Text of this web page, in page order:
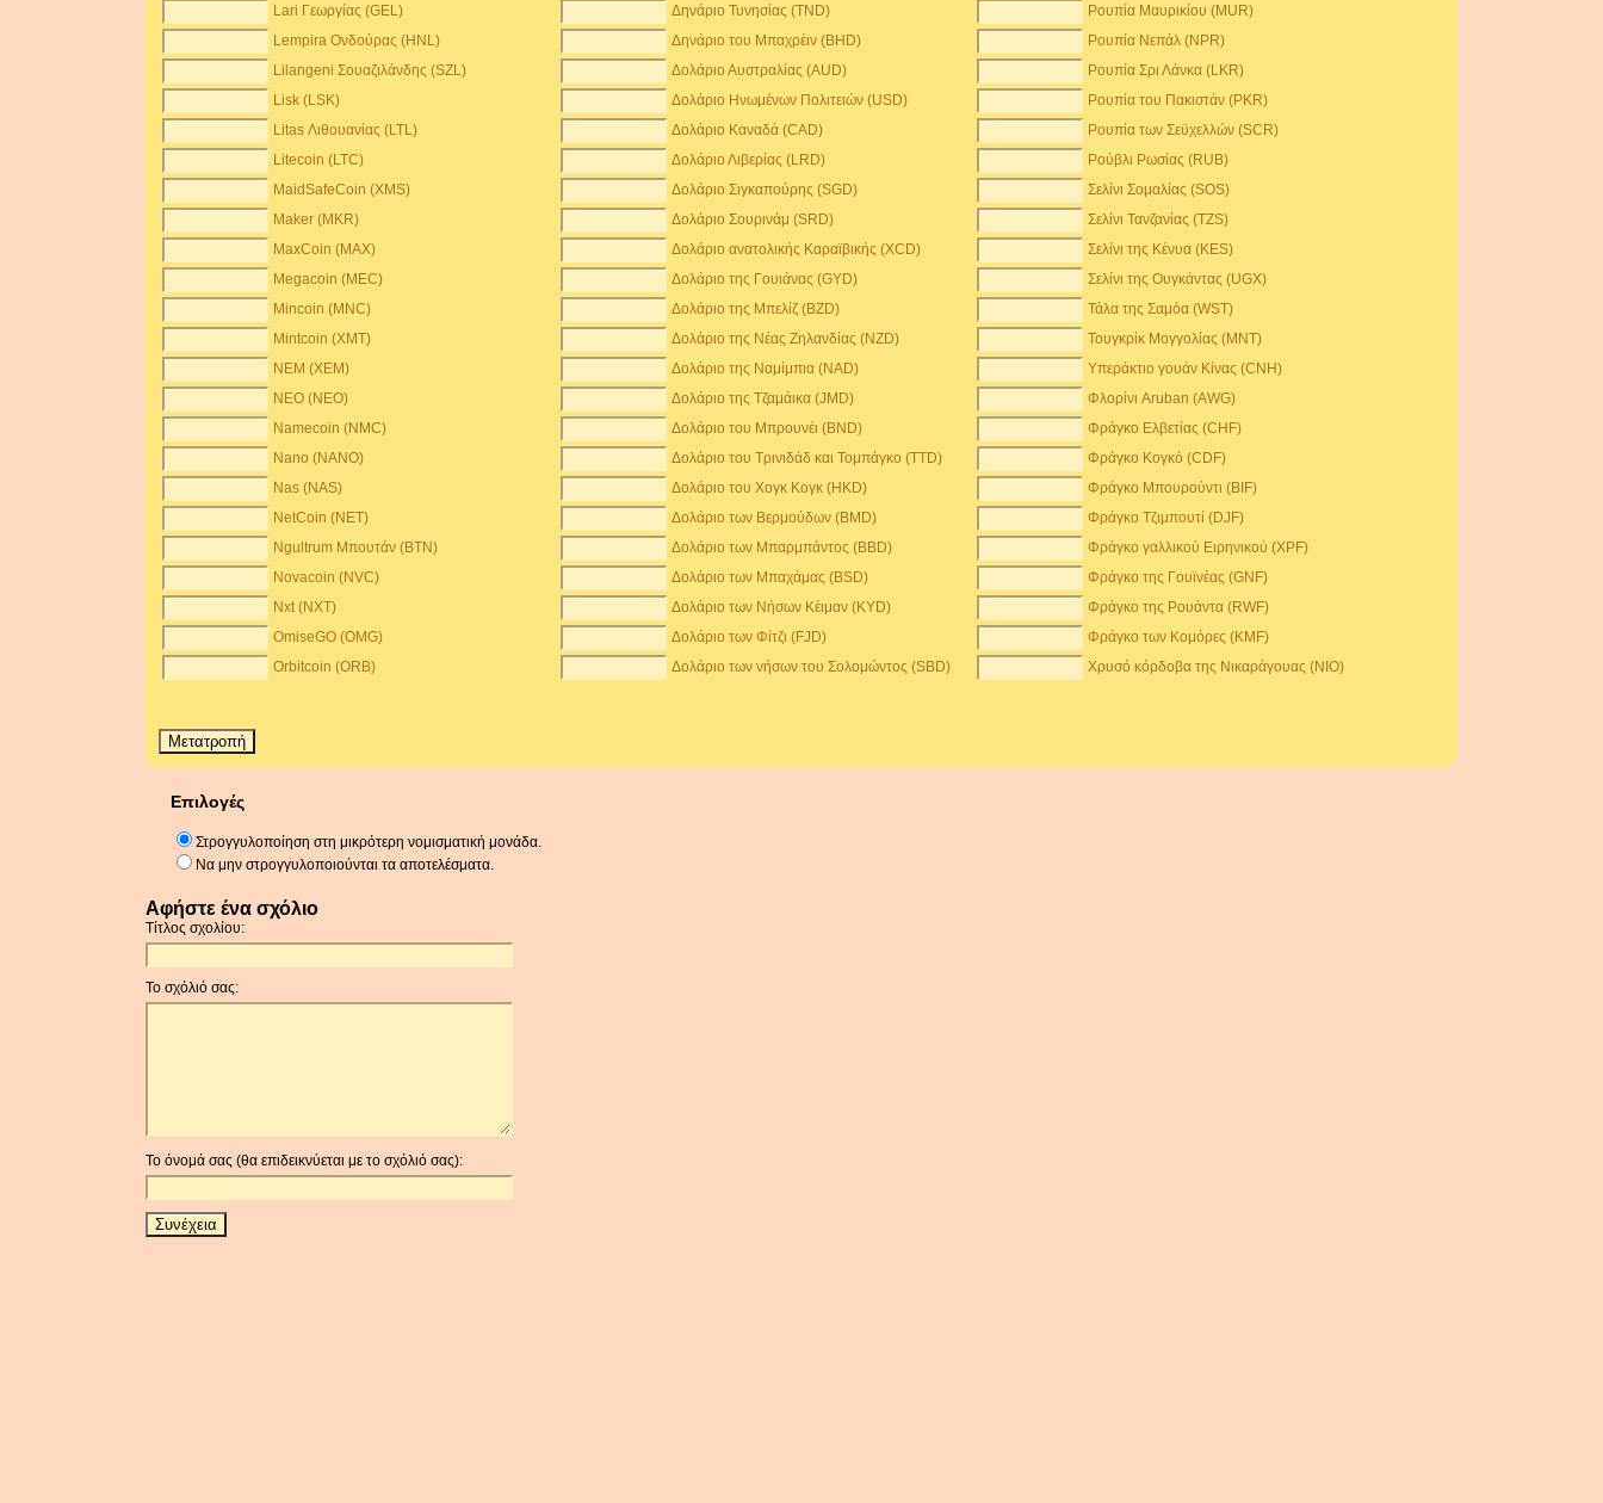
Lari Γεωργίας (GEL)
Δηνάριο Τυνησίας (TND)
Ρουπία Μαυρικίου (MUR)
Lempira Ονδούρας (HNL)
Δηνάριο του Μπαχρέιν (BHD)
Ρουπία Νεπάλ (NPR)
Lilangeni Σουαζιλάνδης (SZL)
Δολάριο Αυστραλίας (AUD)
Ρουπία Σρι Λάνκα (LKR)
Lisk (LSK)
Δολάριο Ηνωμένων Πολιτειών (USD)
Ρουπία του Πακιστάν (PKR)
Litas Λιθουανίας (LTL)
Δολάριο Καναδά (CAD)
Ρουπία των Σεϋχελλών (SCR)
Litecoin (LTC)
Δολάριο Λιβερίας (LRD)
Ρούβλι Ρωσίας (RUB)
MaidSafeCoin (XMS)
Δολάριο Σιγκαπούρης (SGD)
Σελίνι Σομαλίας (SOS)
Maker (MKR)
Δολάριο Σουρινάμ (SRD)
Σελίνι Τανζανίας (TZS)
MaxCoin (MAX)
Δολάριο ανατολικής Καραϊβικής (XCD)
Σελίνι της Κένυα (KES)
Megacoin (MEC)
Δολάριο της Γουιάνας (GYD)
Σελίνι της Ουγκάντας (UGX)
Mincoin (MNC)
Δολάριο της Μπελίζ (BZD)
Τάλα της Σαμόα (WST)
Mintcoin (XMT)
Δολάριο της Νέας Ζηλανδίας (NZD)
Τουγκρίκ Μογγολίας (MNT)
NEM (XEM)
Δολάριο της Ναμίμπια (NAD)
Υπεράκτιο γουάν Κίνας (CNH)
NEO (NEO)
Δολάριο της Τζαμάικα (JMD)
Φλορίνι Aruban (AWG)
Namecoin (NMC)
Δολάριο του Μπρουνέι (BND)
Φράγκο Ελβετίας (CHF)
Nano (NANO)
Δολάριο του Τρινιδάδ και Τομπάγκο (TTD)
Φράγκο Κογκό (CDF)
Nas (NAS)
Δολάριο του Χογκ Κογκ (HKD)
Φράγκο Μπουρούντι (BIF)
NetCoin (NET)
Δολάριο των Βερμούδων (BMD)
Φράγκο Τζιμπουτί (DJF)
Ngultrum Μπουτάν (BTN)
Δολάριο των Μπαρμπάντος (BBD)
Φράγκο γαλλικού Ειρηνικού (XPF)
Novacoin (NVC)
Δολάριο των Μπαχάμας (BSD)
Φράγκο της Γουϊνέας (GNF)
Nxt (NXT)
Δολάριο των Νήσων Κέιμαν (KYD)
Φράγκο της Ρουάντα (RWF)
OmiseGO (OMG)
Δολάριο των Φίτζι (FJD)
Φράγκο των Κομόρες (KMF)
Orbitcoin (ORB)
Δολάριο των νήσων του Σολομώντος (SBD) Χρυσό κόρδοβα της Νικαράγουας (NIO)
Επιλογές
Στρογγυλοποίηση στη μικρότερη νομισματική μονάδα.
Να μην στρογγυλοποιούνται τα αποτελέσματα.
Αφήστε ένα σχόλιο
Τίτλος σχολίου:
Το σχόλιό σας:
Το όνομά σας (θα επιδεικνύεται με το σχόλιό σας):